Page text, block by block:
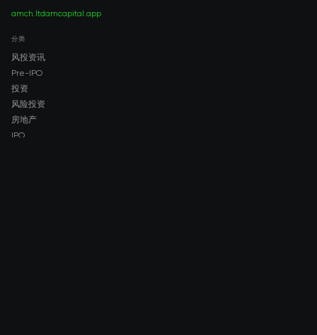
amch.ltdamcapital.app
分类
风投资讯
Pre-IPO
投资
风险投资
房地产
IPO